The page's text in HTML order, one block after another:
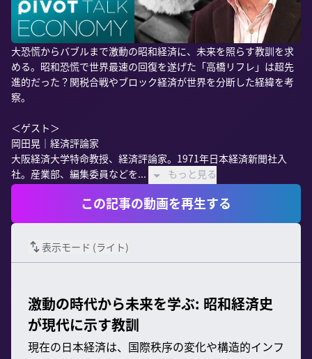
大恐慌からバブルまで激動の昭和経済に、未来を照らす教訓を求
める。昭和恐慌で世界最速の回復を遂げた「高橋リフレ」は超先
進的だった？関税合戦やブロック経済が世界を分断した経緯を考
察。
＜ゲスト＞
岡田晃｜経済評論家
大阪経済大学特命教授、経済評論家。1971年日本経済新聞社入
社。産業部、編集委員などを...
もっと見る
この記事の動画を再生する
表示モード (ライト)
激動の時代から未来を学ぶ: 昭和経済史
が現代に示す教訓
現在の日本経済は、国際秩序の変化や構造的インフ